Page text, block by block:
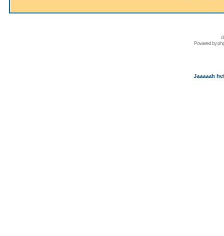
Powered by
Jaaaaah